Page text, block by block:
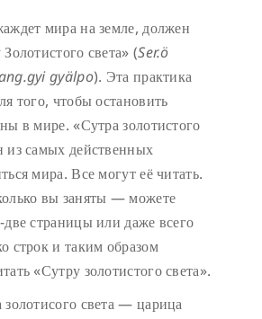
мира на земле, должен
света» (Ser.ö
gyälpo). Эта практика
того, чтобы остановить
в мире. «Сутра золотистого
самых действенных
мира. Все могут её читать.
вы заняты — можете
две страницы или даже всего
строк и таким образом
«Сутру золотистого света».
золотисого света — царица